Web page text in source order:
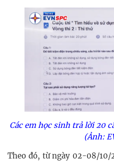
Các em học sinh trả lời 20
(Ảnh:
Theo đó, từ ngày 02-08/10/